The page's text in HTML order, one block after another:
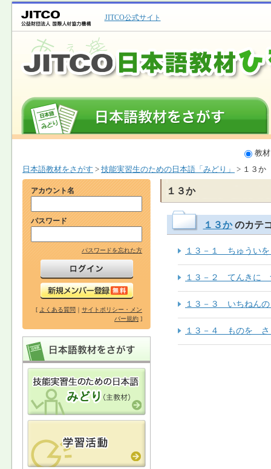
JITCO公式サイト
教
日本語教材をさがす > 技能実習生のための日本語「みどり」 > １３か
アカウント名
パスワード
パスワードを忘れた方
[ よくある質問 ｜ サイトポリシー・メン
バー規約 ]
１３か
１３かのカテ
１３－１ ちゅうい
１３－２ てんきに
１３－３ いちねん
１３－４ ものを